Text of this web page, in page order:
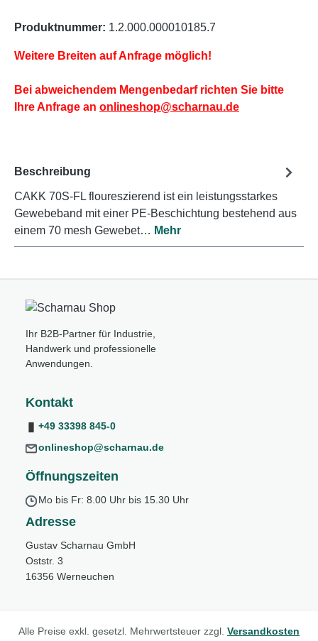
Produktnummer: 1.2.000.000010185.7
Weitere Breiten auf Anfrage möglich!
Bei abweichendem Mengenbedarf richten Sie bitte
Ihre Anfrage an onlineshop@scharnau.de
Beschreibung
CAKK 70S-FL floureszierend ist ein leistungsstarkes
Gewebeband mit einer PE-Beschichtung bestehend aus
einem 70 mesh Gewebet… Mehr
Ihr B2B-Partner für Industrie,
Handwerk und professionelle
Anwendungen.
Kontakt
+49 33398 845-0
onlineshop@scharnau.de
Öffnungszeiten
Mo bis Fr: 8.00 Uhr bis 15.30 Uhr
Adresse
Gustav Scharnau GmbH
Oststr. 3
16356 Werneuchen
Alle Preise exkl. gesetzl. Mehrwertsteuer zzgl. Versandkosten